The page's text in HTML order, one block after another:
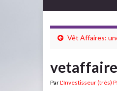
Vêt Affaires:
ParL'Investisseur (très)